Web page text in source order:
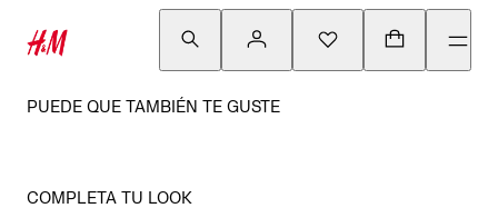
PUEDE QUE TAMBIÉN TE GUSTE
COMPLETA TU LOOK